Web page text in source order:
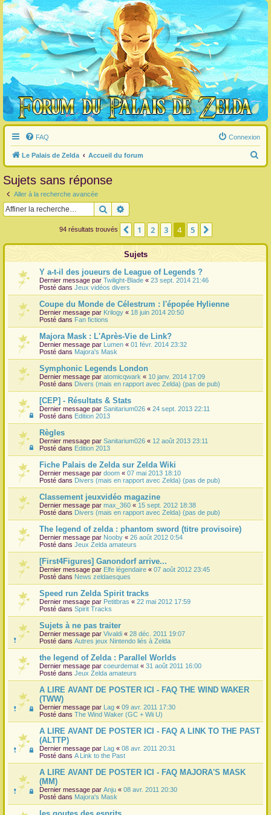
FAQ Connexion
Le Palais de Zelda Accueil du forum
e
c
Sujets sans réponse
Aller à la recherche avancée
Rechercher
94 résultats trouvés Précédente
1 2 3 4 5
Sujets
Y a-t-il des joueurs de League of Legends ?
Dernier message par Twilight-Blade « 23 sept. 2014 21:46
Posté dans Jeux vidéos divers
Coupe du Monde de Célestrum : l'épopée Hylienne
Dernier message par Krilogy « 18 juin 2014 20:50
Posté dans Fan fictions
Majora Mask : L'Après-Vie de Link?
Dernier message par Lumen « 01 févr. 2014 23:32
Posté dans Majora's Mask
Symphonic Legends London
Dernier message par atomicqwark « 10 janv. 2014 17:09
Posté dans Divers (mais en rapport avec Zelda) (pas de pub)
[CEP] - Résultats & Stats
Dernier message par Sanitarium026 « 24 sept. 2013 22:11
Posté dans Edition 2013
Règles
Dernier message par Sanitarium026 « 12 août 2013 23:11
Posté dans Edition 2013
Fiche Palais de Zelda sur Zelda Wiki
Dernier message par doom « 07 mai 2013 18:10
Posté dans Divers (mais en rapport avec Zelda) (pas de pub)
Classement jeuxvidéo magazine
Dernier message par max_360 « 15 sept. 2012 18:38
Posté dans Divers (mais en rapport avec Zelda) (pas de pub)
The legend of zelda : phantom sword (titre provisoire)
Dernier message par Nooby « 26 août 2012 0:54
Posté dans Jeux Zelda amateurs
[First4Figures] Ganondorf arrive...
Dernier message par Elfe légendaire « 07 août 2012 23:45
Posté dans News zeldaesques
Speed run Zelda Spirit tracks
Dernier message par Petitbras « 22 mai 2012 17:59
Posté dans Spirit Tracks
Sujets à ne pas traiter
Dernier message par Vivaldi « 28 déc. 2011 19:07
Posté dans Autres jeux Nintendo liés à Zelda
the legend of Zelda : Parallel Worlds
Dernier message par coeurdemat « 31 août 2011 16:00
Posté dans Jeux Zelda amateurs
A LIRE AVANT DE POSTER ICI - FAQ THE WIND WAKER
(TWW)
Dernier message par Lag « 09 avr. 2011 17:30
Posté dans The Wind Waker (GC + Wii U)
A LIRE AVANT DE POSTER ICI - FAQ A LINK TO THE PAST
(ALTTP)
Dernier message par Lag « 08 avr. 2011 20:31
Posté dans A Link to the Past
A LIRE AVANT DE POSTER ICI - FAQ MAJORA'S MASK
(MM)
Dernier message par Anju « 08 avr. 2011 20:30
Posté dans Majora's Mask
les goutes des esprits